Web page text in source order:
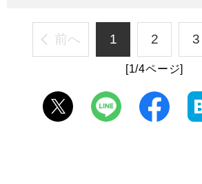
前へ 1 2 3
[1/4ページ]